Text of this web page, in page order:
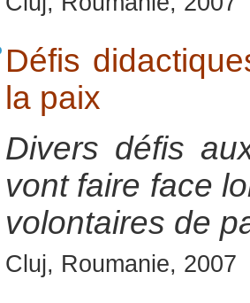
Défis
la paix
Divers défis
vont faire face
volontaires de
Cluj, Roumanie, 2007